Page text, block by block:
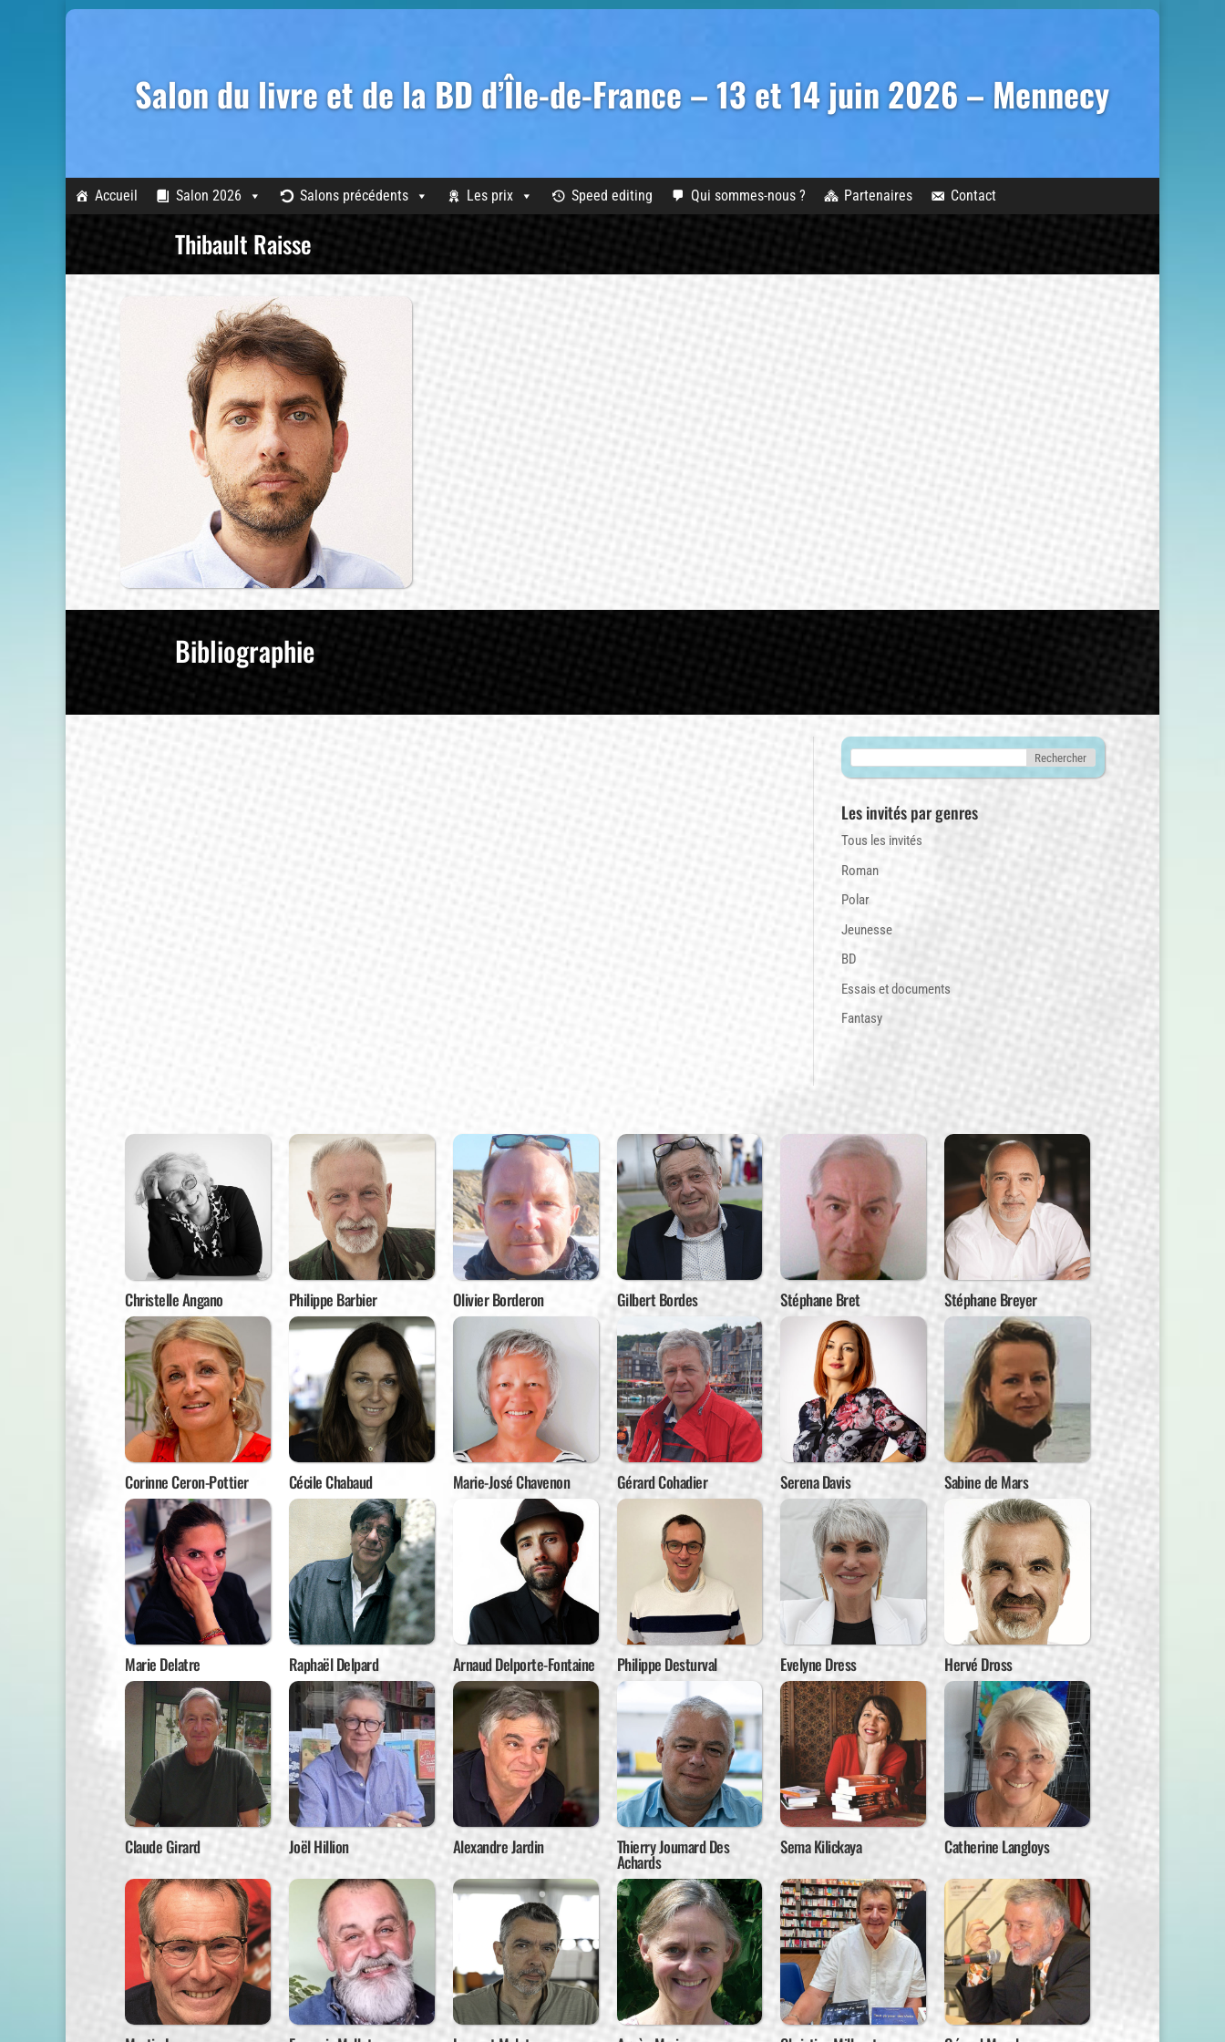
Salon du livre et de la BD d’Île-de-France – 13 et 14 juin 2026 – Mennecy
Accueil Salon 2026 Salons précédents Les prix Speed editing Qui sommes-nous ? Partenaires Contact
Thibault Raisse
Bibliographie
Les invités par genres
Tous les invités
Roman
Polar
Jeunesse
BD
Essais et documents
Fantasy
Christelle Angano Philippe Barbier Olivier Borderon Gilbert Bordes Stéphane Bret Stéphane Breyer
Corinne Ceron-Pottier Cécile Chabaud Marie-José Chavenon Gérard Cohadier Serena Davis Sabine de Mars
Marie Delatre Raphaël Delpard Arnaud Delporte-Fontaine Philippe Desturval Evelyne Dress Hervé Dross
Claude Girard Joël Hillion Alexandre Jardin Thierry Joumard Des
Achards
Sema Kilickaya Catherine Langloys